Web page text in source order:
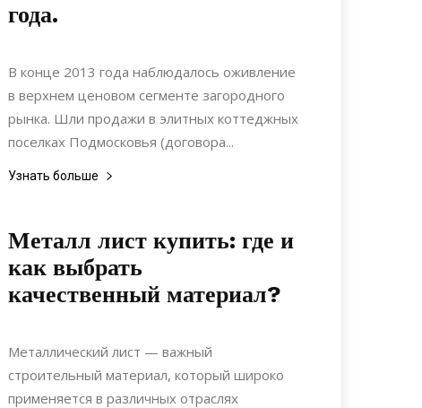
года.
17.06.2017
В конце 2013 года наблюдалось оживление
в верхнем ценовом сегменте загородного
рынка. Шли продажи в элитных коттеджных
поселках Подмосковья (договора...
Узнать больше
Металл лист купить: где и
как выбрать
качественный материал?
12.04.2022
Металлический лист — важный
строительный материал, который широко
применяется в различных отраслях